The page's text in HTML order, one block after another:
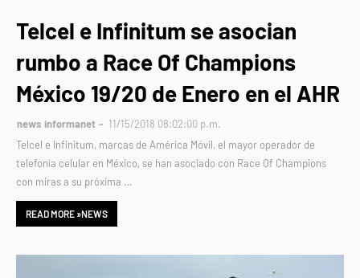
Telcel e Infinitum se asocian
rumbo a Race Of Champions
México 19/20 de Enero en el AHR
news informanet
11/15/2018 08:02:00 p.m.
Telcel e Infinitum, marcas de América Móvil, el mayor operador de
telefonía celular en México, se han asociado con Race Of Champions
con miras a su próxima …
READ MORE »NEWS